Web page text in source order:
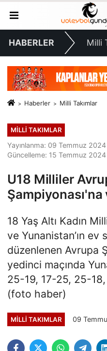
HABERLER Milli
Haberler Milli Takımlar
MILLI TAKIMLAR
Yayınlanma: 09 Temmuz
Güncelleme: 15 Temmuz
U18 Milliler
18 Yaş Altı Kadın
ve Yunanistan’ın ev
düzenlenen Avrupa
yedinci maçında
25-19, 17-25, 25-
(foto haber)
MILLI TAKIMLAR 09